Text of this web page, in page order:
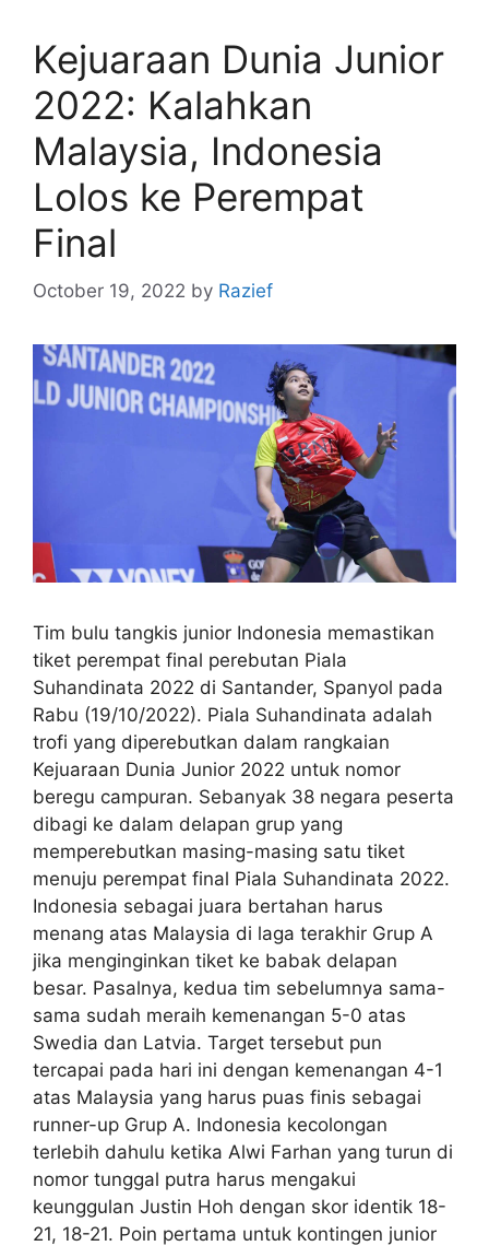
Kejuaraan Dunia Junior
2022: Kalahkan
Malaysia, Indonesia
Lolos ke Perempat
Final
October 19, 2022 by Razief
Tim bulu tangkis junior Indonesia memastikan
tiket perempat final perebutan Piala
Suhandinata 2022 di Santander, Spanyol pada
Rabu (19/10/2022). Piala Suhandinata adalah
trofi yang diperebutkan dalam rangkaian
Kejuaraan Dunia Junior 2022 untuk nomor
beregu campuran. Sebanyak 38 negara peserta
dibagi ke dalam delapan grup yang
memperebutkan masing-masing satu tiket
menuju perempat final Piala Suhandinata 2022.
Indonesia sebagai juara bertahan harus
menang atas Malaysia di laga terakhir Grup A
jika menginginkan tiket ke babak delapan
besar. Pasalnya, kedua tim sebelumnya sama-
sama sudah meraih kemenangan 5-0 atas
Swedia dan Latvia. Target tersebut pun
tercapai pada hari ini dengan kemenangan 4-1
atas Malaysia yang harus puas finis sebagai
runner-up Grup A. Indonesia kecolongan
terlebih dahulu ketika Alwi Farhan yang turun di
nomor tunggal putra harus mengakui
keunggulan Justin Hoh dengan skor identik 18-
21, 18-21. Poin pertama untuk kontingen junior